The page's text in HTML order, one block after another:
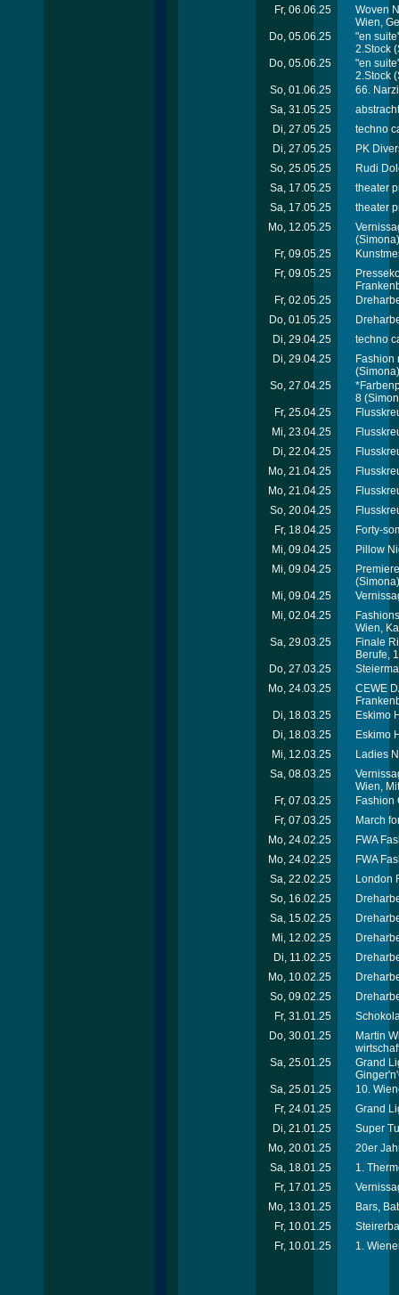
Fr, 06.06.25
Woven
Wien,
Do, 05.06.25
"en
2.Stock
Do, 05.06.25
"en
2.Stock
So, 01.06.25
66.
Sa, 31.05.25
Di, 27.05.25
techno
Di, 27.05.25
PK
So, 25.05.25
Rudi
Sa, 17.05.25
theater
Sa, 17.05.25
theater
Mo, 12.05.25
(Simona)
Fr, 09.05.25
Fr, 09.05.25
Fr, 02.05.25
Do, 01.05.25
Di, 29.04.25
techno
Di, 29.04.25
Fashion
(Simona)
So, 27.04.25
8
Fr, 25.04.25
Mi, 23.04.25
Di, 22.04.25
Mo, 21.04.25
Mo, 21.04.25
So, 20.04.25
Fr, 18.04.25
Forty-
Mi, 09.04.25
Pillow
Mi, 09.04.25
(Simona)
Mi, 09.04.25
Mi, 02.04.25
Wien,
Sa, 29.03.25
Finale
Berufe,
Do, 27.03.25
Mo, 24.03.25
CEWE
Di, 18.03.25
Eskimo
Di, 18.03.25
Eskimo
Mi, 12.03.25
Ladies
Sa, 08.03.25
Wien,
Fr, 07.03.25
Fashion
Fr, 07.03.25
March
Mo, 24.02.25
FWA
Mo, 24.02.25
FWA
Sa, 22.02.25
London
So, 16.02.25
Sa, 15.02.25
Mi, 12.02.25
Di, 11.02.25
Mo, 10.02.25
So, 09.02.25
Fr, 31.01.25
Do, 30.01.25
Martin
Sa, 25.01.25
Grand
Sa, 25.01.25
10.
Fr, 24.01.25
Grand
Di, 21.01.25
Super
Mo, 20.01.25
20er
Sa, 18.01.25
1.
Fr, 17.01.25
Mo, 13.01.25
Bars,
Fr, 10.01.25
Fr, 10.01.25
1.